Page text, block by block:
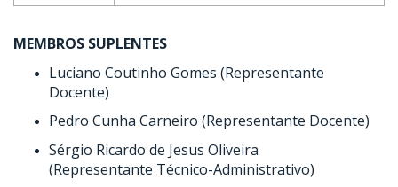
MEMBROS SUPLENTES
Luciano Coutinho Gomes (Representante
Docente)
Pedro Cunha Carneiro (Representante Docente)
Sérgio Ricardo de Jesus Oliveira
(Representante Técnico-Administrativo)